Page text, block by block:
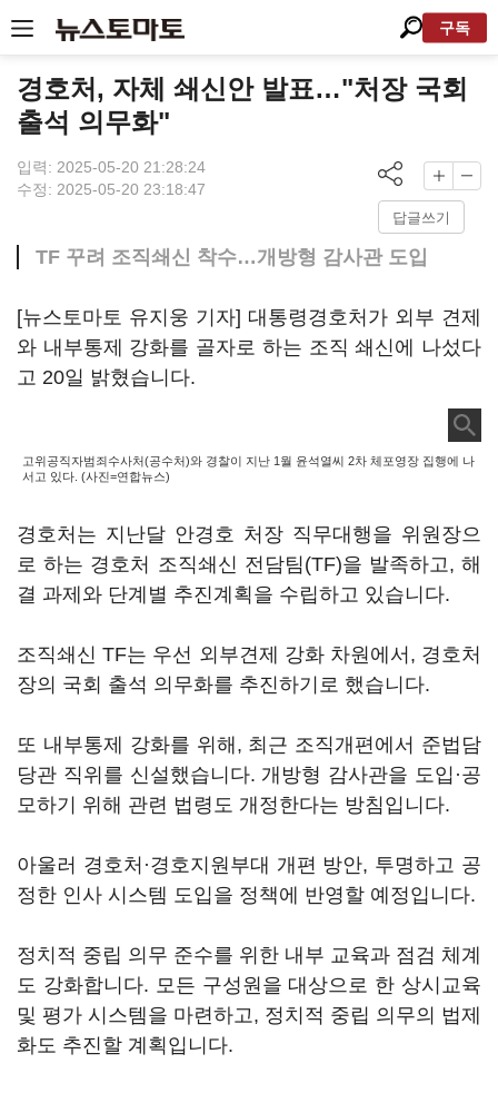
구독
경호처, 자체 쇄신안 발표…"처장 국회
출석 의무화"
입력: 2025-05-20 21:28:24
수정: 2025-05-20 23:18:47
답글쓰기
TF 꾸려 조직쇄신 착수…개방형 감사관 도입
[뉴스토마토 유지웅 기자] 대통령경호처가 외부 견제
와 내부통제 강화를 골자로 하는 조직 쇄신에 나섰다
고 20일 밝혔습니다.
고위공직자범죄수사처(공수처)와 경찰이 지난 1월 윤석열씨 2차 체포영장 집행에 나
서고 있다. (사진=연합뉴스)
경호처는 지난달 안경호 처장 직무대행을 위원장으
로 하는 경호처 조직쇄신 전담팀(TF)을 발족하고, 해
결 과제와 단계별 추진계획을 수립하고 있습니다.
조직쇄신 TF는 우선 외부견제 강화 차원에서, 경호처
장의 국회 출석 의무화를 추진하기로 했습니다.
또 내부통제 강화를 위해, 최근 조직개편에서 준법담
당관 직위를 신설했습니다. 개방형 감사관을 도입·공
모하기 위해 관련 법령도 개정한다는 방침입니다.
아울러 경호처·경호지원부대 개편 방안, 투명하고 공
정한 인사 시스템 도입을 정책에 반영할 예정입니다.
정치적 중립 의무 준수를 위한 내부 교육과 점검 체계
도 강화합니다. 모든 구성원을 대상으로 한 상시교육
및 평가 시스템을 마련하고, 정치적 중립 의무의 법제
화도 추진할 계획입니다.